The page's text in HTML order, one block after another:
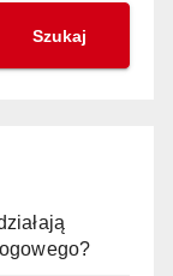
Szukaj